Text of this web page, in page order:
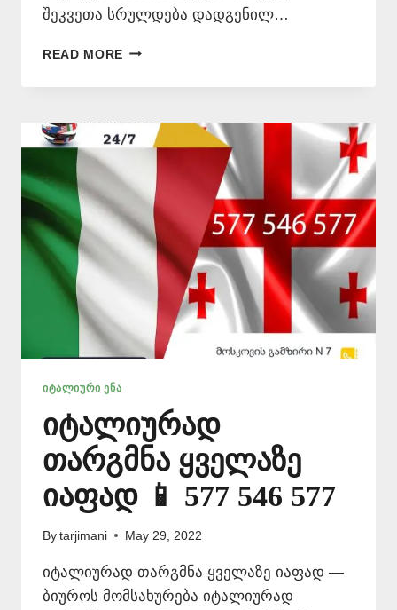
შეკვეთა სრულდება დადგენილ…
READ MORE ᲡᲐᲑᲣᲗᲔᲑᲘᲡ
ᲘᲢᲐᲚᲘᲣᲠᲐᲓ
577
546
ᲘᲢᲐᲚᲘᲣᲠᲘ ᲔᲜᲐ
იტალიურად
თარგმნა ყველაზე
იაფად 📱 577 546 577
By tarjimani May 29, 2022
იტალიურად თარგმნა ყველაზე იაფად —
ბიუროს მომსახურება იტალიურად